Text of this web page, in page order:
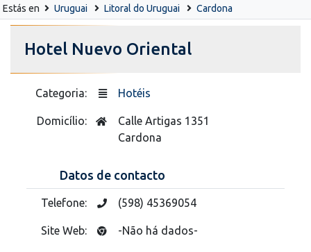
Estás en Uruguai Litoral do Uruguai Cardona
Hotel Nuevo Oriental
Categoria: Hotéis
Domicílio:
Calle Artigas 1351
Cardona
Datos de contacto
Telefone: (598) 45369054
Site Web: -Não há dados-